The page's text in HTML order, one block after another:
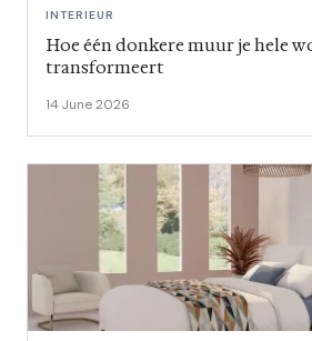
INTERIEUR
Hoe één donkere muur je hele
transformeert
14 June 2026